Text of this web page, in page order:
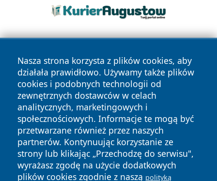
Nasza strona korzysta z plików cookies, aby
działała prawidłowo. Używamy także plików
cookies i podobnych technologii od
zewnętrznych dostawców w celach
analitycznych, marketingowych i
społecznościowych. Informacje te mogą być
przetwarzane również przez naszych
partnerów. Kontynuując korzystanie ze
strony lub klikając „Przechodzę do serwisu",
wyrażasz zgodę na użycie dodatkowych
plików cookies zgodnie z naszą polityką
Copyright © 2026 wrotatarnowa.pl Wszystkie prawa
zastrzeżone.
News Autorzy
Polityka
Prywatności
Polityka
Cookies